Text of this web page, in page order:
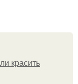
красить